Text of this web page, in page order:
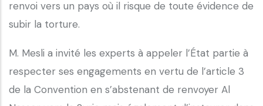
renvoi vers un pays où il risque de toute évidence de
subir la torture.
M. Mesli a invité les experts à appeler l’État partie à
respecter ses engagements en vertu de l’article 3
de la Convention en s’abstenant de renvoyer Al